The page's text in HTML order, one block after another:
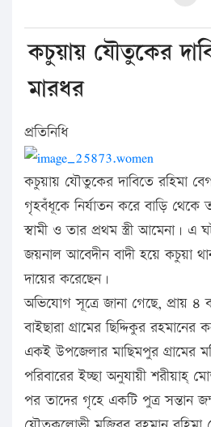
কচুয়ায় যৌতুকের
মারধর
প্রতিনিধি
কচুয়ায় যৌতুকের দাবিতে রহিমা
গৃহবঁধূকে নির্যাতন করে বাড়ি থেকে
স্বামী ও তার প্রথম স্ত্রী আমেনা। এ
জয়নাল আবেদীন বাদী হয়ে কচুয়া
দায়ের করেছেন।
অভিযোগ সূত্রে জানা গেছে, প্রায় ৪
বাইছারা গ্রামের ছিদ্দিকুর রহমানের
একই উপজেলার মাছিমপুর গ্রামের
পরিবারের ইচ্ছা অনুযায়ী শরীয়াহ্
পর তাদের গৃহে একটি পুত্র সন্তান